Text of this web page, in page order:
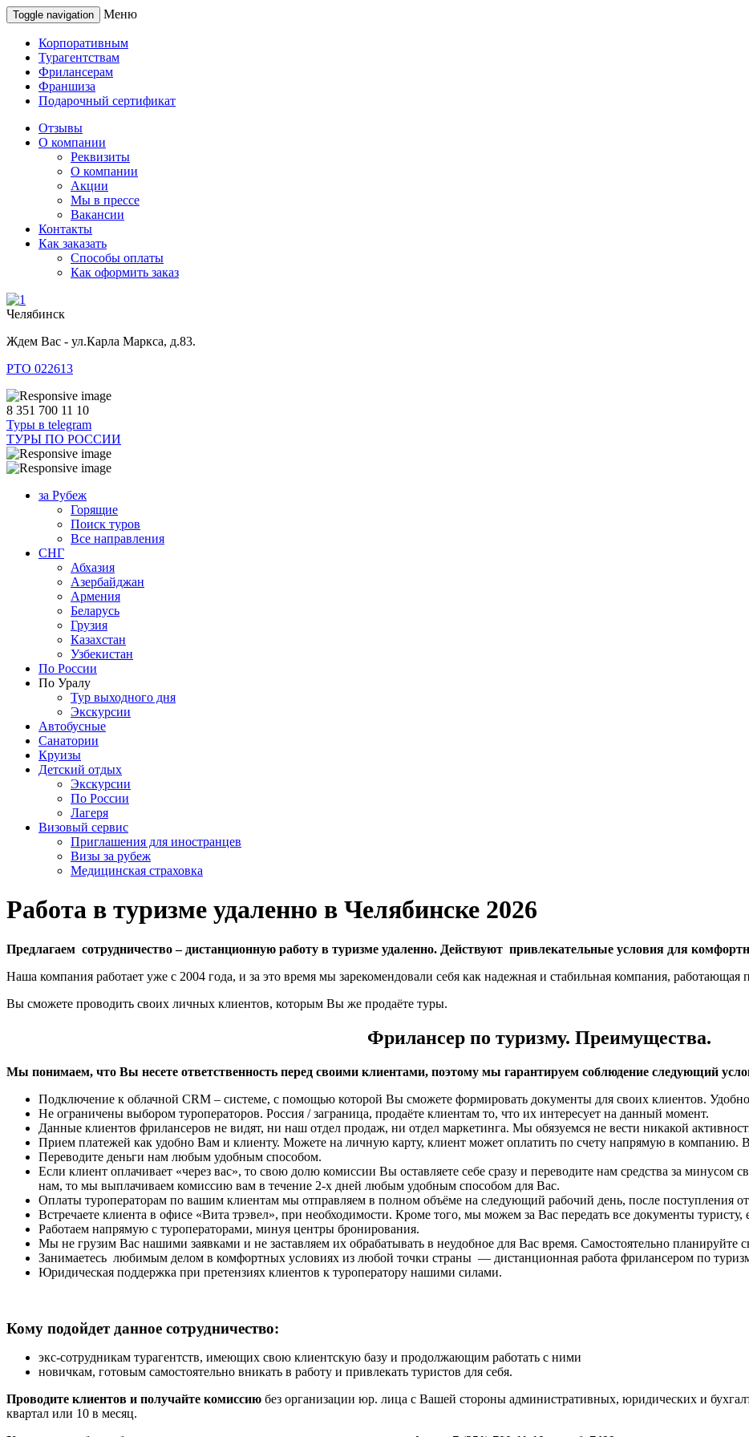
Toggle navigation Меню
Корпоративным
Турагентствам
Фрилансерам
Франшиза
Подарочный сертификат
Отзывы
О компании
Реквизиты
О компании
Акции
Мы в прессе
Вакансии
Контакты
Как заказать
Способы оплаты
Как оформить заказ
Челябинск
Ждем Вас - ул.Карла Маркса, д.83.
РТО 022613
8 351 700 11 10
Туры в telegram
ТУРЫ ПО РОССИИ
за Рубеж
Горящие
Поиск туров
Все направления
СНГ
Абхазия
Азербайджан
Армения
Беларусь
Грузия
Казахстан
Узбекистан
По России
По Уралу
Тур выходного дня
Экскурсии
Автобусные
Санатории
Круизы
Детский отдых
Экскурсии
По России
Лагеря
Визовый сервис
Приглашения для иностранцев
Визы за рубеж
Медицинская страховка
Работа в туризме удаленно в Челябинске 2026
Предлагаем сотрудничество – дистанционную работу в туризме удаленно. Действуют привлекательные условия для
Наша компания работает уже с 2004 года, и за это время мы зарекомендовали себя как надежная и стабильная компания, работающая
Вы сможете проводить своих личных клиентов, которым Вы же продаёте туры.
Фрилансер по туризму. Преимущества.
Мы понимаем, что Вы несете ответственность перед своими клиентами, поэтому мы гарантируем соблюдение следующий
Подключение к облачной CRM – системе, с помощью которой Вы сможете формировать документы для своих клиентов. Удобно
Не ограничены выбором туроператоров. Россия / заграница, продаёте клиентам то, что их интересует на данный момент.
Данные клиентов фрилансеров не видят, ни наш отдел продаж, ни отдел маркетинга. Мы обязуемся не вести никакой
Прием платежей как удобно Вам и клиенту. Можете на личную карту, клиент может оплатить по счету напрямую в компанию.
Переводите деньги нам любым удобным способом.
Если клиент оплачивает «через вас», то свою долю комиссии Вы оставляете себе сразу и переводите нам средства за минусом
нам, то мы выплачиваем комиссию вам в течение 2-х дней любым удобным способом для Вас.
Оплаты туроператорам по вашим клиентам мы отправляем в полном объёме на следующий рабочий день, после поступления
Встречаете клиента в офисе «Вита трэвел», при необходимости. Кроме того, мы можем за Вас передать все документы туристу,
Работаем напрямую с туроператорами, минуя центры бронирования.
Мы не грузим Вас нашими заявками и не заставляем их обрабатывать в неудобное для Вас время. Самостоятельно
Занимаетесь любимым делом в комфортных условиях из любой точки страны — дистанционная работа фрилансером по
Юридическая поддержка при претензиях клиентов к туроператору нашими силами.
Кому подойдет данное сотрудничество:
экс-сотрудникам турагентств, имеющих свою клиентскую базу и продолжающим работать с ними
новичкам, готовым самостоятельно вникать в работу и привлекать туристов для себя.
Проводите клиентов и получайте комиссию без организации юр. лица с Вашей стороны административных, юридических и
квартал или 10 в месяц.